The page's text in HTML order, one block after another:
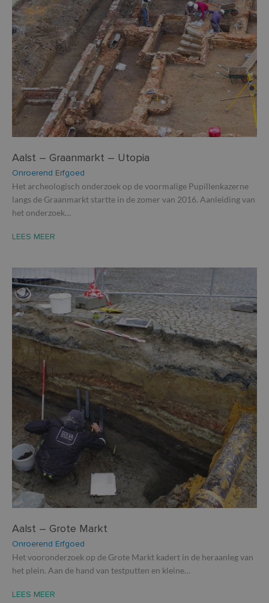
Aalst – Graanmarkt – Utopia
Onroerend Erfgoed
Het archeologisch onderzoek op de voormalige Pupillenkazerne
langs de Graanmarkt startte in de zomer van 2016. Aanleiding van
het onderzoek…
LEES MEER
Aalst – Grote Markt
Onroerend Erfgoed
Het vooronderzoek op de Grote Markt kadert in de heraanleg van
het plein. Aan de hand van testputten en kleine…
LEES MEER